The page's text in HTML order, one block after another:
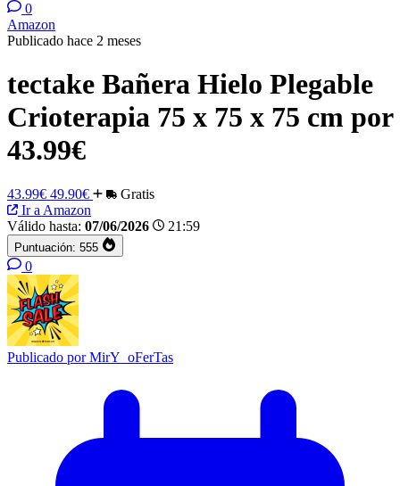
0
Amazon
Publicado hace 2 meses
tectake Bañera Hielo Plegable
Crioterapia 75 x 75 x 75 cm por
43.99€
43.99€ 49.90€
Gratis
Ir a Amazon
Válido hasta: 07/06/2026 21:59
Puntuación: 555
0
Publicado porMirY_oFerTas